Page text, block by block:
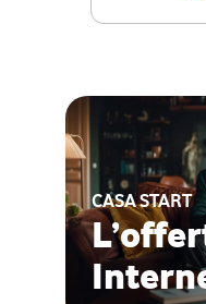
CASA START